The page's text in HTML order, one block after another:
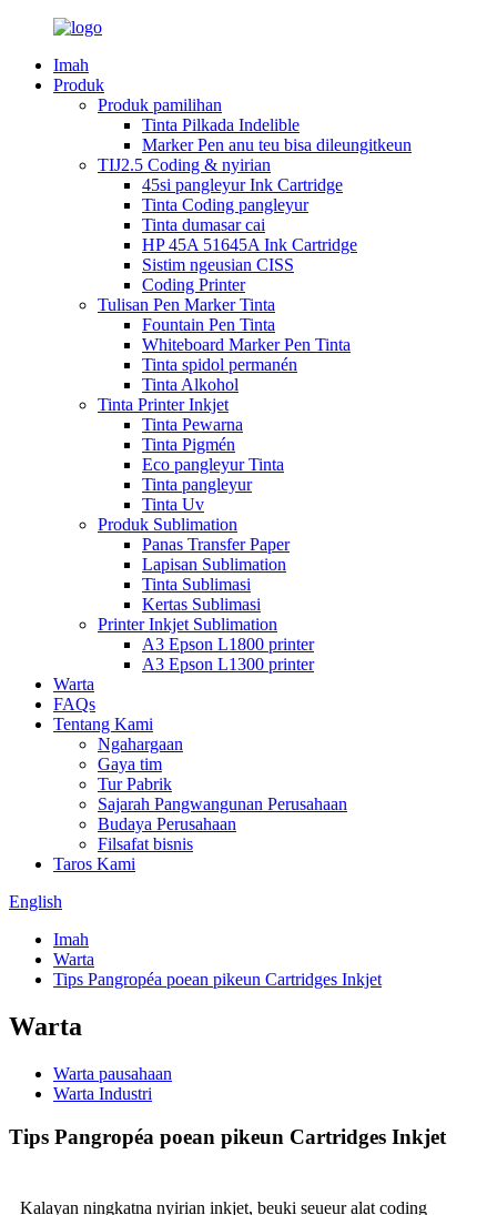
Imah
Produk
Produk pamilihan
Tinta Pilkada Indelible
Marker Pen anu teu bisa dileungitkeun
TIJ2.5 Coding & nyirian
45si pangleyur Ink Cartridge
Tinta Coding pangleyur
Tinta dumasar cai
HP 45A 51645A Ink Cartridge
Sistim ngeusian CISS
Coding Printer
Tulisan Pen Marker Tinta
Fountain Pen Tinta
Whiteboard Marker Pen Tinta
Tinta spidol permanén
Tinta Alkohol
Tinta Printer Inkjet
Tinta Pewarna
Tinta Pigmén
Eco pangleyur Tinta
Tinta pangleyur
Tinta Uv
Produk Sublimation
Panas Transfer Paper
Lapisan Sublimation
Tinta Sublimasi
Kertas Sublimasi
Printer Inkjet Sublimation
A3 Epson L1800 printer
A3 Epson L1300 printer
Warta
FAQs
Tentang Kami
Ngahargaan
Gaya tim
Tur Pabrik
Sajarah Pangwangunan Perusahaan
Budaya Perusahaan
Filsafat bisnis
Taros Kami
English
Imah
Warta
Tips Pangropéa poean pikeun Cartridges Inkjet
Warta
Warta pausahaan
Warta Industri
Tips Pangropéa poean pikeun Cartridges Inkjet
Kalayan ningkatna nyirian inkjet, beuki seueur alat coding